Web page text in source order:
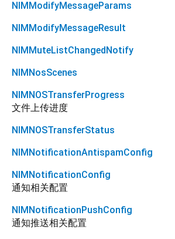
NIMModifyMessageParams
NIMModifyMessageResult
NIMMuteListChangedNotify
NIMNosScenes
NIMNOSTransferProgress
文件上传进度
NIMNOSTransferStatus
NIMNotificationAntispamConfig
NIMNotificationConfig
通知相关配置
NIMNotificationPushConfig
通知推送相关配置